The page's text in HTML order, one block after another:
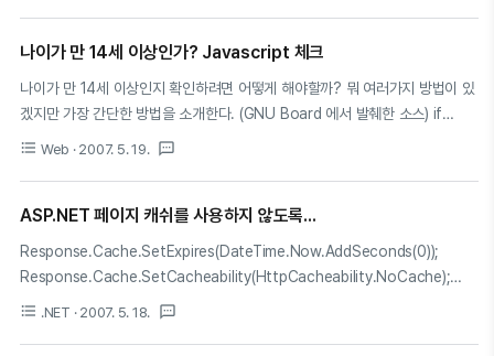
로 가득찬 '베일링'이라는 작은 자폭형 유닛이 추가됐다. 블
리자드 마이크 모하임 대표는 "블리자드는 한국 게이머들의
열정에 힘입어 세계 최고의 기업으..
나이가 만 14세 이상인가? Javascript 체크
나이가 만 14세 이상인지 확인하려면 어떻게 해야할까? 뭐 여러가지 방법이 있
겠지만 가장 간단한 방법을 소개한다. (GNU Board 에서 발췌한 소스) if
(typeof(f.mb_birth) != 'undefined') { var todays = 20070512; // 오늘
140000; if (n < 0) { alert("만 14세가 지나지 않은 어린이는 정보통신망 이
인의 동의를 얻어야 하므로\n\n법정대리인의 이름과 연락처를 '자기소개..
format_list_bulleted Web · 2007. 5. 19. textsms
ASP.NET 페이지 캐쉬를 사용하지 않도록...
Response.Cache.SetExpires(DateTime.Now.AddSeconds(0));
Response.Cache.SetCacheability(HttpCacheability.NoCache);
Response.Cache.SetValidUntilExpires(true);
format_list_bulleted .NET · 2007. 5. 18. textsms